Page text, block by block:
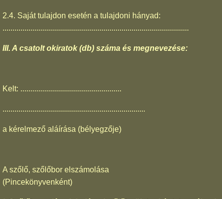
2.4. Saját tulajdon esetén a tulajdoni hányad:
..............................................................................................
III. A csatolt okiratok (db) száma és megnevezése:
Kelt: ...................................................
........................................................................
a kérelmező aláírása (bélyegzője)
A szőlő, szőlőbor elszámolása
(Pincekönyvenként)